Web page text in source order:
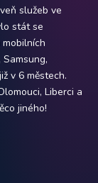
služeb ve
stát se
v 6 městech.
Liberci a
jiného!